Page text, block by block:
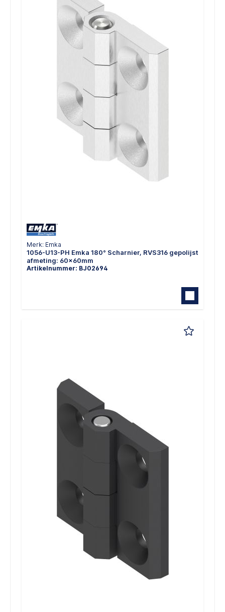
Merk: Emka
1056-U13-PH Emka 180° Scharnier, RVS316 gepolijst
afmeting: 60x60mm
Artikelnummer: BJ02694